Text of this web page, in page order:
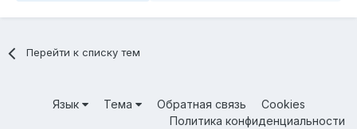
Перейти к списку тем
Язык Тема Обратная связь
Cookies
Политика конфиденциальности